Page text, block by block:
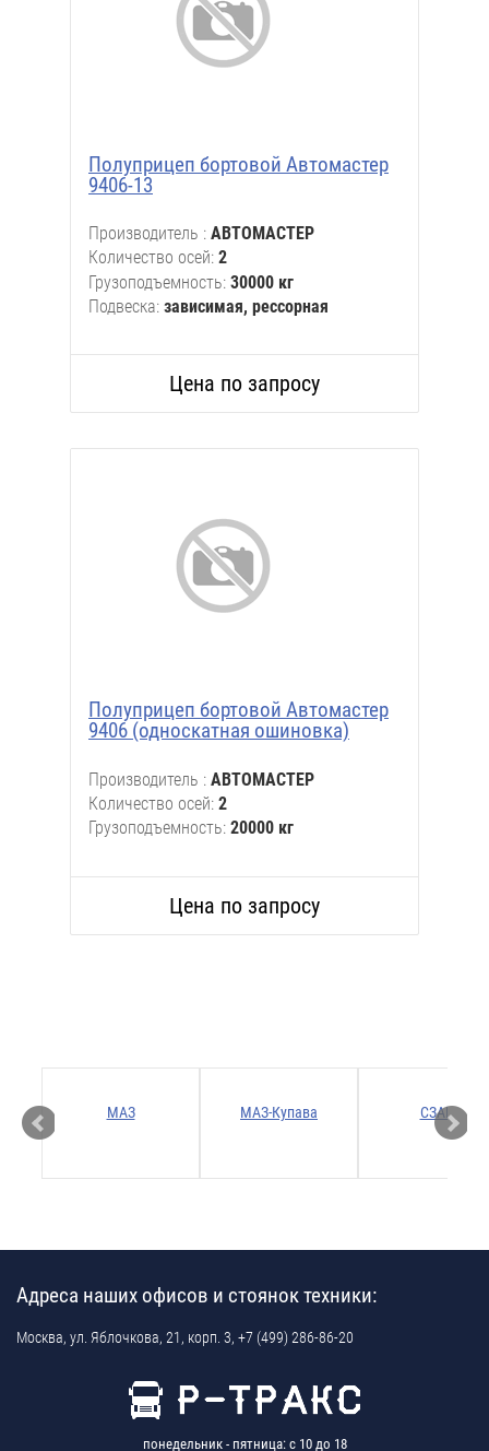
Полуприцеп бортовой Автомастер
9406-13
Производитель
АВТОМАСТЕР
Количество осей 2
Грузоподъемность 30000 кг
Подвеска зависимая, рессорная
Цена по запросу
Полуприцеп бортовой Автомастер
9406 (односкатная ошиновка)
Производитель
АВТОМАСТЕР
Количество осей 2
Грузоподъемность 20000 кг
Цена по запросу
МАЗ МАЗ-Купава СЗАП
Адреса наших офисов и стоянок техники:
Москва, ул. Яблочкова, 21, корп. 3, +7 (499) 286-86-20
понедельник - пятница: с 10 до 18